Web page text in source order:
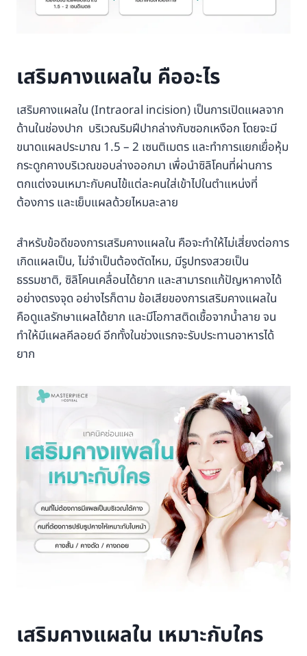
เสริมคางแผลใน คืออะไร
เสริมคางแผลใน (Intraoral incision) เป็นการเปิดแผลจาก
ด้านในช่องปาก บริเวณริมฝีปากล่างกับซอกเหงือก โดยจะมี
ขนาดแผลประมาณ 1.5 – 2 เซนติเมตร และทำการแยกเยื่อหุ้ม
กระดูกคางบริเวณขอบล่างออกมา เพื่อนำซิลิโคนที่ผ่านการ
ตกแต่งจนเหมาะกับคนไข้แต่ละคนใส่เข้าไปในตำแหน่งที่
ต้องการ และเย็บแผลด้วยไหมละลาย
สำหรับข้อดีของการเสริมคางแผลใน คือจะทำให้ไม่เสี่ยงต่อการ
เกิดแผลเป็น, ไม่จำเป็นต้องตัดไหม, มีรูปทรงสวยเป็น
ธรรมชาติ, ซิลิโคนเคลื่อนได้ยาก และสามารถแก้ปัญหาคางได้
อย่างตรงจุด อย่างไรก็ตาม ข้อเสียของการเสริมคางแผลใน
คือดูแลรักษาแผลได้ยาก และมีโอกาสติดเชื้อจากน้ำลาย จน
ทำให้มีแผลคีลอยด์ อีกทั้งในช่วงแรกจะรับประทานอาหารได้
ยาก
เสริมคางแผลใน เหมาะกับใคร